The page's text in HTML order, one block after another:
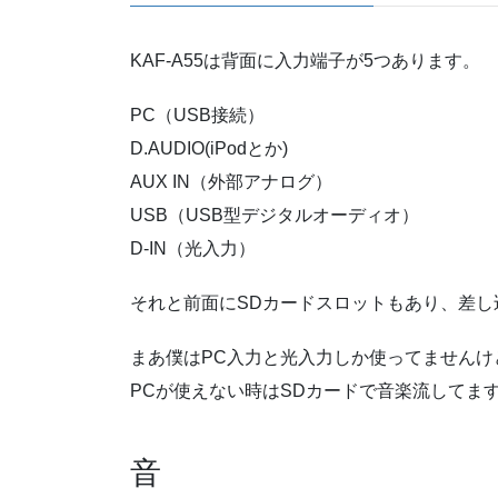
KAF-A55は背面に入力端子が5つあります。
PC（USB接続）
D.AUDIO(iPodとか)
AUX IN（外部アナログ）
USB（USB型デジタルオーディオ）
D-IN（光入力）
それと前面にSDカードスロットもあり、差し
まあ僕はPC入力と光入力しか使ってませんけ
PCが使えない時はSDカードで音楽流してます
音